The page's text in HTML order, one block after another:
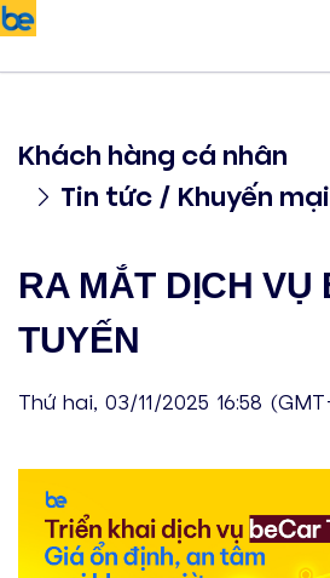
Khách hàng cá nhân
Tin tức / Khuyến mại
RA MẮT DỊCH VỤ
TUYẾN
Thứ hai, 03/11/2025 16:58